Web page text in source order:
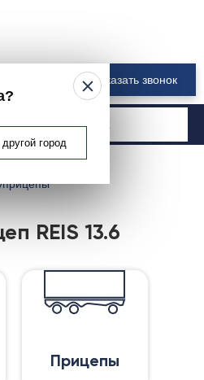
город
Заказать звонок
REIS 13.6
Прицепы